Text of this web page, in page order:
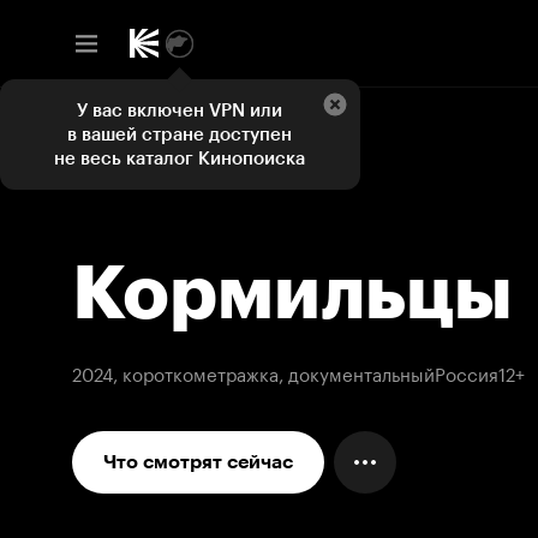
Кормильцы
2024, короткометражка, документальныйРоссия12+
Что смотрят сейчас
У вас включен VPN или
в вашей стране доступен
не весь каталог Кинопоиска